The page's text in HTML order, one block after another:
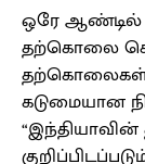
ஒரே ஆண்டில்
தற்கொலை
தற்கொலைகள்.
கடுமையான